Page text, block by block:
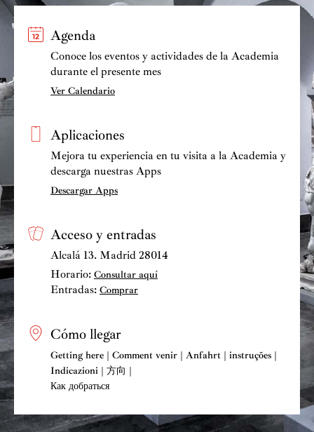
Agenda
Conoce los eventos y actividades de la Academia
durante el presente mes
Ver Calendario
Aplicaciones
Mejora tu experiencia en tu visita a la Academia y
descarga nuestras Apps
Descargar Apps
Acceso y entradas
Alcalá 13. Madrid 28014
Horario: Consultar aquí
Entradas: Comprar
Cómo llegar
Getting here | Comment venir | Anfahrt | instruções |
Indicazioni | 方向 |
Как добраться